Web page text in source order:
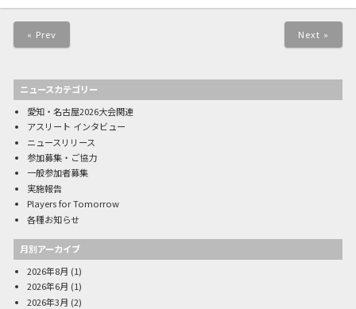
« Prev Next »
ニュースカテゴリー
愛知・名古屋2026大会関連
アスリート インタビュー
ニュースリリース
参加募集・ご協力
一般参加者募集
実施報告
Players for Tomorrow
各種お知らせ
月別アーカイブ
2026年8月 (1)
2026年6月 (1)
2026年3月 (2)